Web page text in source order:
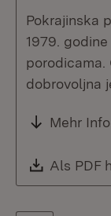
Pokrajinska
1979.
porodicama.
dobrovoljna
Mehr
Als PDF